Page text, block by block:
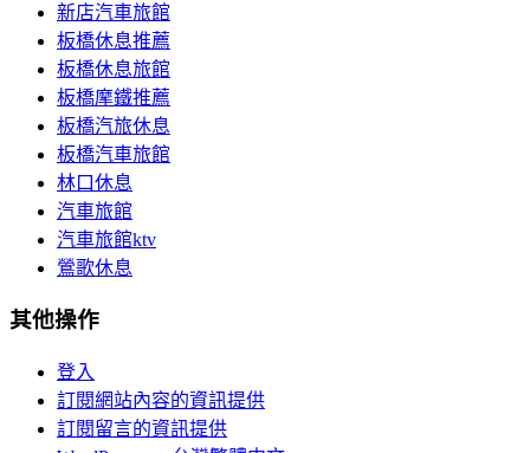
新店汽車旅館
板橋休息推薦
板橋休息旅館
板橋摩鐵推薦
板橋汽旅休息
板橋汽車旅館
林口休息
汽車旅館
汽車旅館ktv
鶯歌休息
其他操作
登入
訂閱網站內容的資訊提供
訂閱留言的資訊提供